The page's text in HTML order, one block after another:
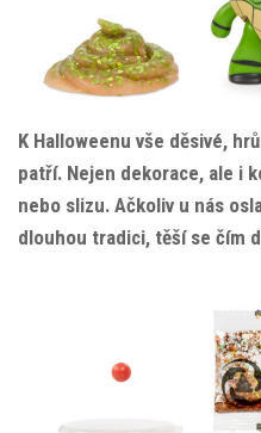
K Halloweenu vše děsivé,
patří. Nejen dekorace, ale i
nebo slizu. Ačkoliv u nás
dlouhou tradici, těší se čím